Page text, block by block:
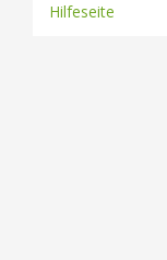
Hilfeseite